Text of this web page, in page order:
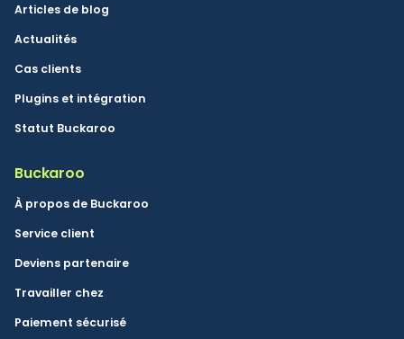
Articles de blog
Actualités
Cas clients
Plugins et intégration
Statut Buckaroo
Buckaroo
À propos de Buckaroo
Service client
Deviens partenaire
Travailler chez
Paiement sécurisé